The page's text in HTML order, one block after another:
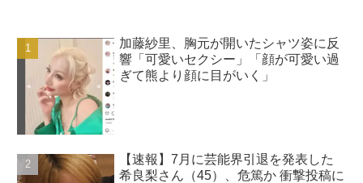
加藤紗里、胸元が開いたシャツ姿に反
響「可愛いセクシー」「顔が可愛い過
ぎて熊より顔に目がいく」
【速報】7月に芸能界引退を発表した
希良梨さん（45）、危篤か 衝撃投稿に